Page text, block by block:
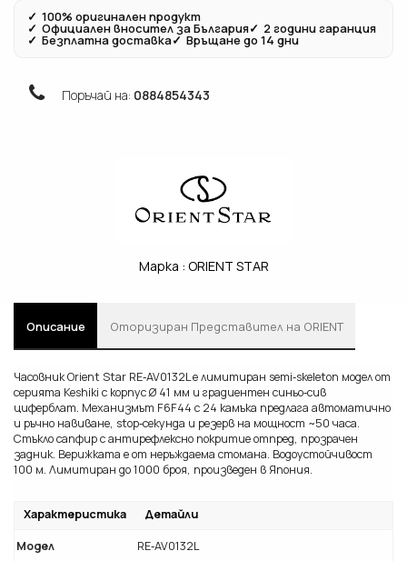
✓ 100% оригинален продукт
✓ Официален вносител за България✓ 2 години гаранция
✓ Безплатна доставка✓ Връщане до 14 дни
Поръчай на: 0884854343
Марка : ORIENT STAR
Описание Oторизиран Представител на ORIENT
Часовник Orient Star RE‑AV0132L е лимитиран semi‑skeleton модел от
серията Keshiki с корпус Ø 41 мм и градиентен синьо‑сив
циферблат. Механизмът F6F44 с 24 камъка предлага автоматично
и ръчно навиване, stop‑секунда и резерв на мощност ~50 часа.
Стъкло сапфир с антирефлексно покритие отпред, прозрачен
задник. Верижката е от неръждаема стомана. Водоустойчивост
100 м. Лимитиран до 1000 броя, произведен в Япония.
Характеристика Детайли
Модел RE‑AV0132L